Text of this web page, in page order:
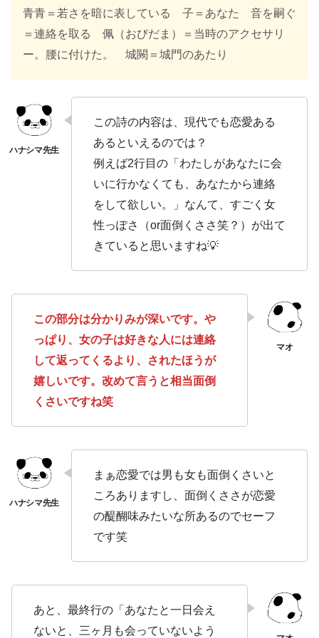
青青＝若さを暗に表している 子＝あなた 音を嗣ぐ
＝連絡を取る 佩（おびだま）＝当時のアクセサリ
ー。腰に付けた。 城闕＝城門のあたり
この詩の内容は、現代でも恋愛ある
あるといえるのでは？
例えば2行目の「わたしがあなたに会
いに行かなくても、あなたから連絡
をして欲しい。」なんて、すごく女
性っぽさ（or面倒くささ笑？）が出て
きていると思いますね💡
この部分は分かりみが深いです。や
っぱり、女の子は好きな人には連絡
して返ってくるより、されたほうが
嬉しいです。改めて言うと相当面倒
くさいですね笑
まぁ恋愛では男も女も面倒くさいと
ころありますし、面倒くささが恋愛
の醍醐味みたいな所あるのでセーフ
です笑
あと、最終行の「あなたと一日会え
ないと、三ヶ月も会っていないよう